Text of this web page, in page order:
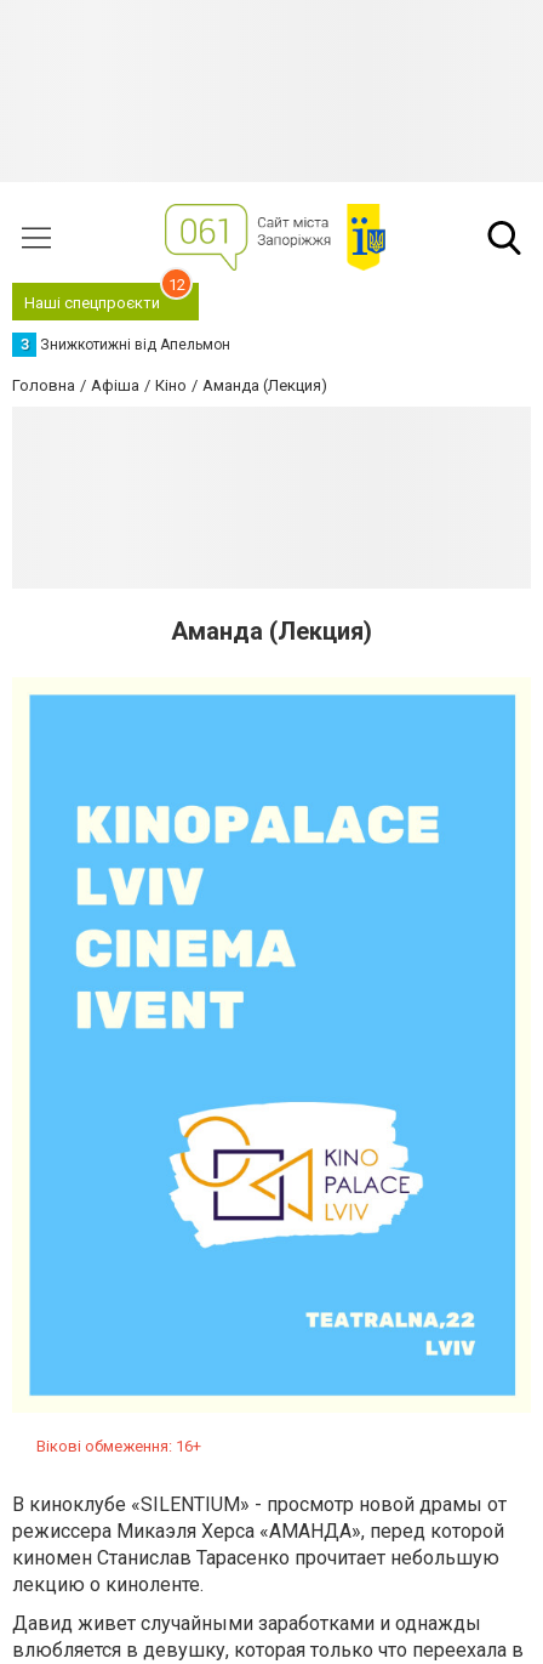
Наші спецпроєкти
12
З Знижкотижні від Апельмон
Головна Афіша Кіно Аманда (Лекция)
Аманда (Лекция)
Вікові обмеження: 16+
В киноклубе «SILENTIUM» - просмотр новой драмы от
режиссера Микаэля Херса «АМАНДА», перед которой
киномен Станислав Тарасенко прочитает небольшую
лекцию о киноленте.
Давид живет случайными заработками и однажды
влюбляется в девушку, которая только что переехала в